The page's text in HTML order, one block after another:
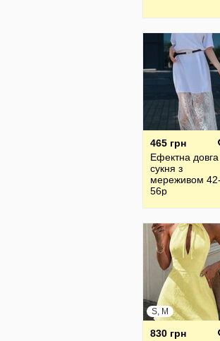
465 грн
Ефектна довга
сукня з
мереживом 42-
56р
S, M
830 грн